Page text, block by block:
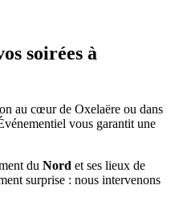
soirées à
au cœur de Oxelaëre ou dans
vous garantit une
du Nord et ses lieux de
surprise : nous intervenons